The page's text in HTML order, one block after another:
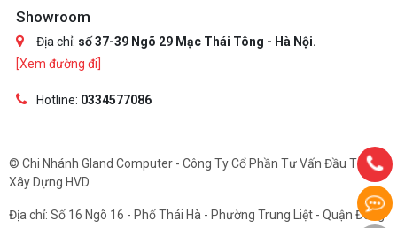
Showroom
Địa chỉ: số 37-39 Ngõ 29 Mạc Thái Tông - Hà Nội.
[Xem đường đi]
Hotline: 0334577086
© Chi Nhánh Gland Computer - Công Ty Cổ Phần Tư Vấn Đầu Tư Và
Xây Dựng HVD
Địa chỉ: Số 16 Ngõ 16 - Phố Thái Hà - Phường Trung Liệt - Quận Đống